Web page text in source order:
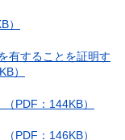
）
有することを証明す
）
PDF：144KB）
PDF：146KB）